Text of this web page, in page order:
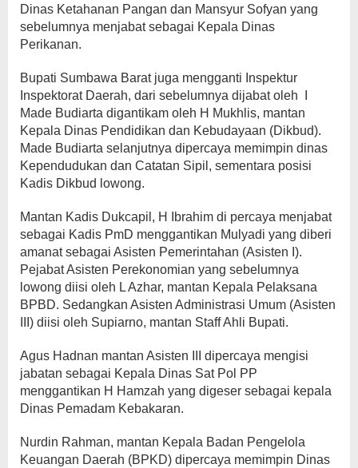
Dinas Ketahanan Pangan dan Mansyur Sofyan yang
sebelumnya menjabat sebagai Kepala Dinas
Perikanan.
Bupati Sumbawa Barat juga mengganti Inspektur
Inspektorat Daerah, dari sebelumnya dijabat oleh I
Made Budiarta digantikam oleh H Mukhlis, mantan
Kepala Dinas Pendidikan dan Kebudayaan (Dikbud).
Made Budiarta selanjutnya dipercaya memimpin dinas
Kependudukan dan Catatan Sipil, sementara posisi
Kadis Dikbud lowong.
Mantan Kadis Dukcapil, H Ibrahim di percaya menjabat
sebagai Kadis PmD menggantikan Mulyadi yang diberi
amanat sebagai Asisten Pemerintahan (Asisten I).
Pejabat Asisten Perekonomian yang sebelumnya
lowong diisi oleh L Azhar, mantan Kepala Pelaksana
BPBD. Sedangkan Asisten Administrasi Umum (Asisten
III) diisi oleh Supiarno, mantan Staff Ahli Bupati.
Agus Hadnan mantan Asisten III dipercaya mengisi
jabatan sebagai Kepala Dinas Sat Pol PP
menggantikan H Hamzah yang digeser sebagai kepala
Dinas Pemadam Kebakaran.
Nurdin Rahman, mantan Kepala Badan Pengelola
Keuangan Daerah (BPKD) dipercaya memimpin Dinas